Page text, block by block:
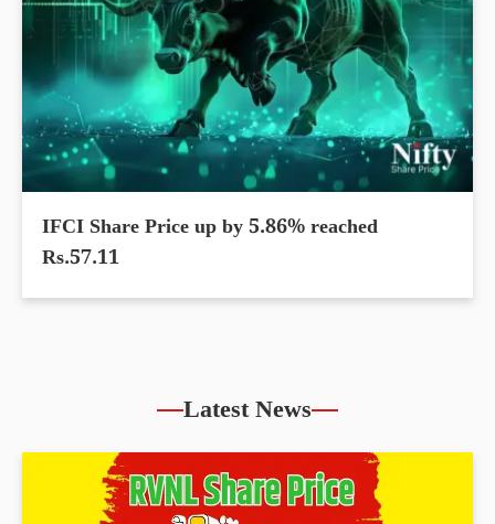
IFCI Share Price up by 5.86% reached
Rs.57.11
Latest News